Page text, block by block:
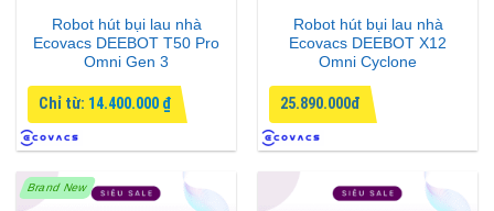
Robot hút bụi lau nhà
Ecovacs DEEBOT T50 Pro
Omni Gen 3
Chỉ từ: 14.400.000 ₫
Robot hút bụi lau nhà
Ecovacs DEEBOT X12
Omni Cyclone
25.890.000đ
Brand New